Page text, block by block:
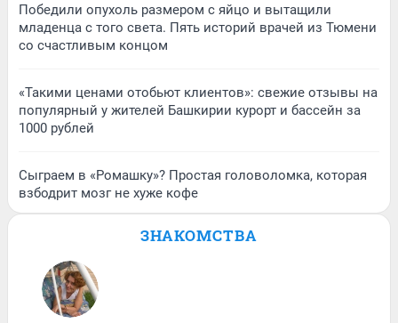
Победили опухоль размером с яйцо и вытащили
младенца с того света. Пять историй врачей из Тюмени
со счастливым концом
«Такими ценами отобьют клиентов»: свежие отзывы на
популярный у жителей Башкирии курорт и бассейн за
1000 рублей
Сыграем в «Ромашку»? Простая головоломка, которая
взбодрит мозг не хуже кофе
ЗНАКОМСТВА